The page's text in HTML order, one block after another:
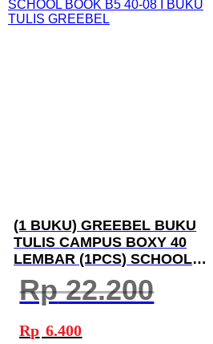
(1 BUKU) GREEBEL BUKU
TULIS CAMPUS BOXY 40
LEMBAR (1PCS) SCHOOL
BOOK B5 40-08 I BUKU TULIS
GREEBEL
Rp22.200
Harga
aslinya
adalah:
Rp 6.400ini